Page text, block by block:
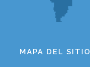
MAPA DEL SITIO